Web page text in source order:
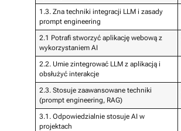
1.3. Zna techniki integracji LLM i zasady
prompt engineering
2.1 Potrafi stworzyć aplikację webową z
wykorzystaniem AI
2.2. Umie zintegrować LLM z aplikacją i
obsłużyć interakcje
2.3. Stosuje zaawansowane techniki
(prompt engineering, RAG)
3.1. Odpowiedzialnie stosuje AI w
projektach